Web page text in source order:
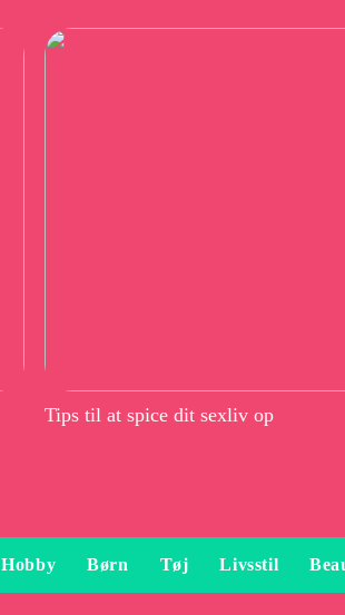
Tips til at spice dit sexliv op
Hobby Børn Tøj Livsstil